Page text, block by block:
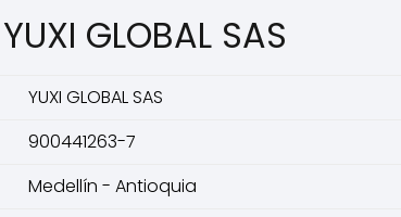
GLOBAL SAS
YUXI GLOBAL SAS
900441263-7
Medellín - Antioquia